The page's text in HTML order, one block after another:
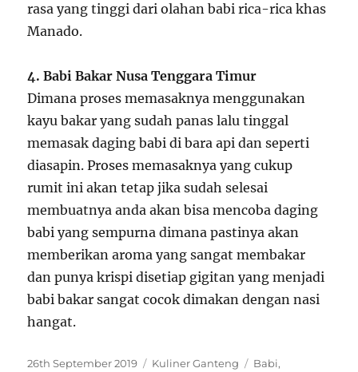
rasa yang tinggi dari olahan babi rica-rica khas
Manado.
4. Babi Bakar Nusa Tenggara Timur
Dimana proses memasaknya menggunakan
kayu bakar yang sudah panas lalu tinggal
memasak daging babi di bara api dan seperti
diasapin. Proses memasaknya yang cukup
rumit ini akan tetap jika sudah selesai
membuatnya anda akan bisa mencoba daging
babi yang sempurna dimana pastinya akan
memberikan aroma yang sangat membakar
dan punya krispi disetiap gigitan yang menjadi
babi bakar sangat cocok dimakan dengan nasi
hangat.
P
26th September 2019
C
Kuliner Ganteng
T
Babi,